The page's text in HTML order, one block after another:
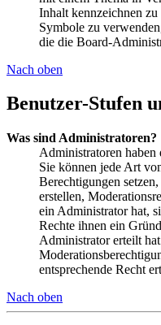
Inhalt kennzeichnen
Symbole zu
die die Board-
Nach oben
Benutzer-Stufen
Was sind Administratoren?
Administratoren haben
Sie können jede Art
Berechtigungen
erstellen,
ein Administrator hat,
Rechte ihnen ein
Administrator erteilt
entsprechende Recht
Nach oben